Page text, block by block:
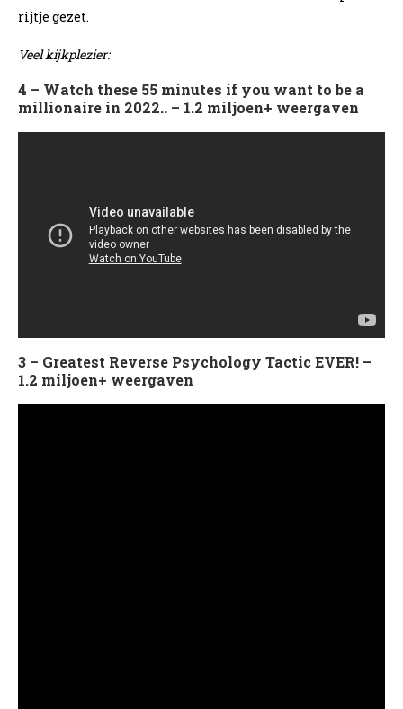
rijtje gezet.
Veel kijkplezier:
4 – Watch these 55 minutes if you want to be a
millionaire in 2022.. – 1.2 miljoen+ weergaven
3 – Greatest Reverse Psychology Tactic EVER! –
1.2 miljoen+ weergaven